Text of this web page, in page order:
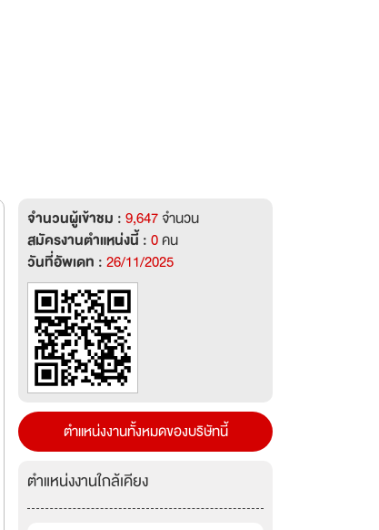
จำนวนผู้เข้าชม :9,647จำนวน
สมัครงานตำแหน่งนี้ :0คน
วันที่อัพเดท :26/11/2025
ตำแหน่งงานทั้งหมดของบริษัทนี้
ตำแหน่งงานใกล้เคียง